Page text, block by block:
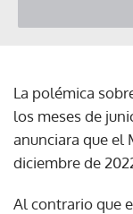
La polémica
los meses de
anunciara que el
diciembre de
Al contrario que